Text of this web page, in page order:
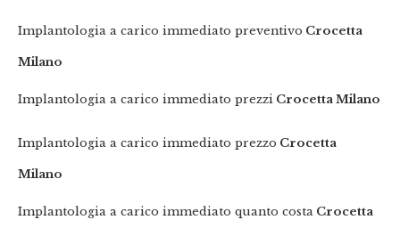
Implantologia a carico immediato preventivo Crocetta
Milano
Implantologia a carico immediato prezzi Crocetta Milano
Implantologia a carico immediato prezzo Crocetta
Milano
Implantologia a carico immediato quanto costa Crocetta